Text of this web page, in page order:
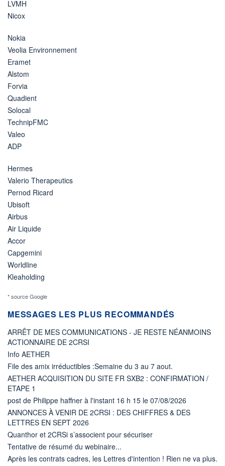
LVMH
Nicox
Nokia
Veolia Environnement
Eramet
Alstom
Forvia
Quadient
Solocal
TechnipFMC
Valeo
ADP
Hermes
Valerio Therapeutics
Pernod Ricard
Ubisoft
Airbus
Air Liquide
Accor
Capgemini
Worldline
Kleaholding
* source Google
MESSAGES LES PLUS RECOMMANDÉS
ARRÊT DE MES COMMUNICATIONS - JE RESTE NÉANMOINS
ACTIONNAIRE DE 2CRSI
Info AETHER
File des amix irréductibles :Semaine du 3 au 7 aout.
AETHER ACQUISITION DU SITE FR SXB2 : CONFIRMATION /
ETAPE 1
post de Philippe haffner à l'instant 16 h 15 le 07/08/2026
ANNONCES À VENIR DE 2CRSI : DES CHIFFRES & DES
LETTRES EN SEPT 2026
Quanthor et 2CRSi s’associent pour sécuriser
Tentative de résumé du webinaire...
Après les contrats cadres, les Lettres d'intention ! Rien ne va plus.